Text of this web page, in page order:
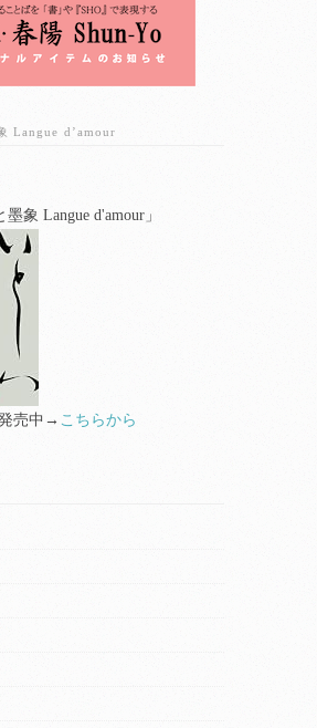
Langue d’amour
墨象 Langue d'amour」
売中→ こちらから